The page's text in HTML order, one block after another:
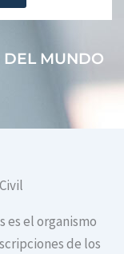
DEL MUNDO
es el organismo
de los